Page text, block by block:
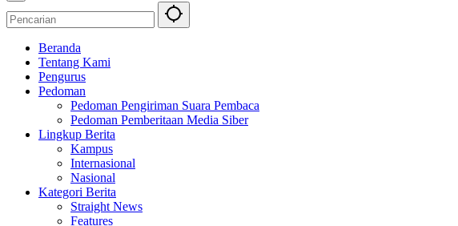
Beranda
Tentang Kami
Pengurus
Pedoman
Pedoman Pengiriman Suara Pembaca
Pedoman Pemberitaan Media Siber
Lingkup Berita
Kampus
Internasional
Nasional
Kategori Berita
Straight News
Features